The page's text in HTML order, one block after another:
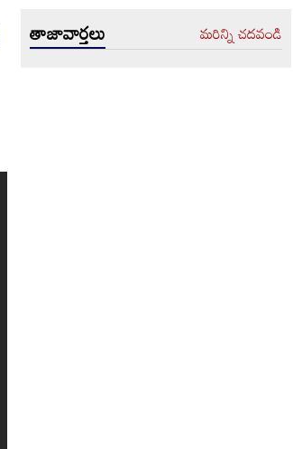
తాజావార్తలు మరిన్ని చదవండి